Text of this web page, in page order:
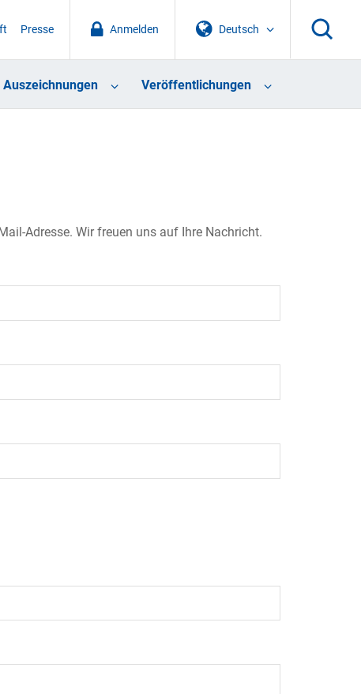
Deutsch
Anmelden
Presse
Auszeichnungen Veröffentlichungen
Adresse. Wir freuen uns auf Ihre Nachricht.